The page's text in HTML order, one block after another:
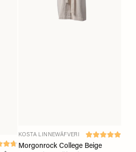
KOSTA LINNEWÄFVERI
Morgonrock College Beige